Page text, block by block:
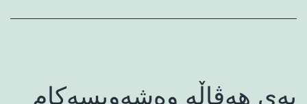
په‌ی هه‌ڤاڵه‌ وه‌شه‌ویسه‌کام